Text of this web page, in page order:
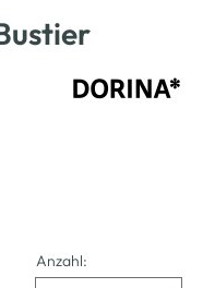
Anzahl: